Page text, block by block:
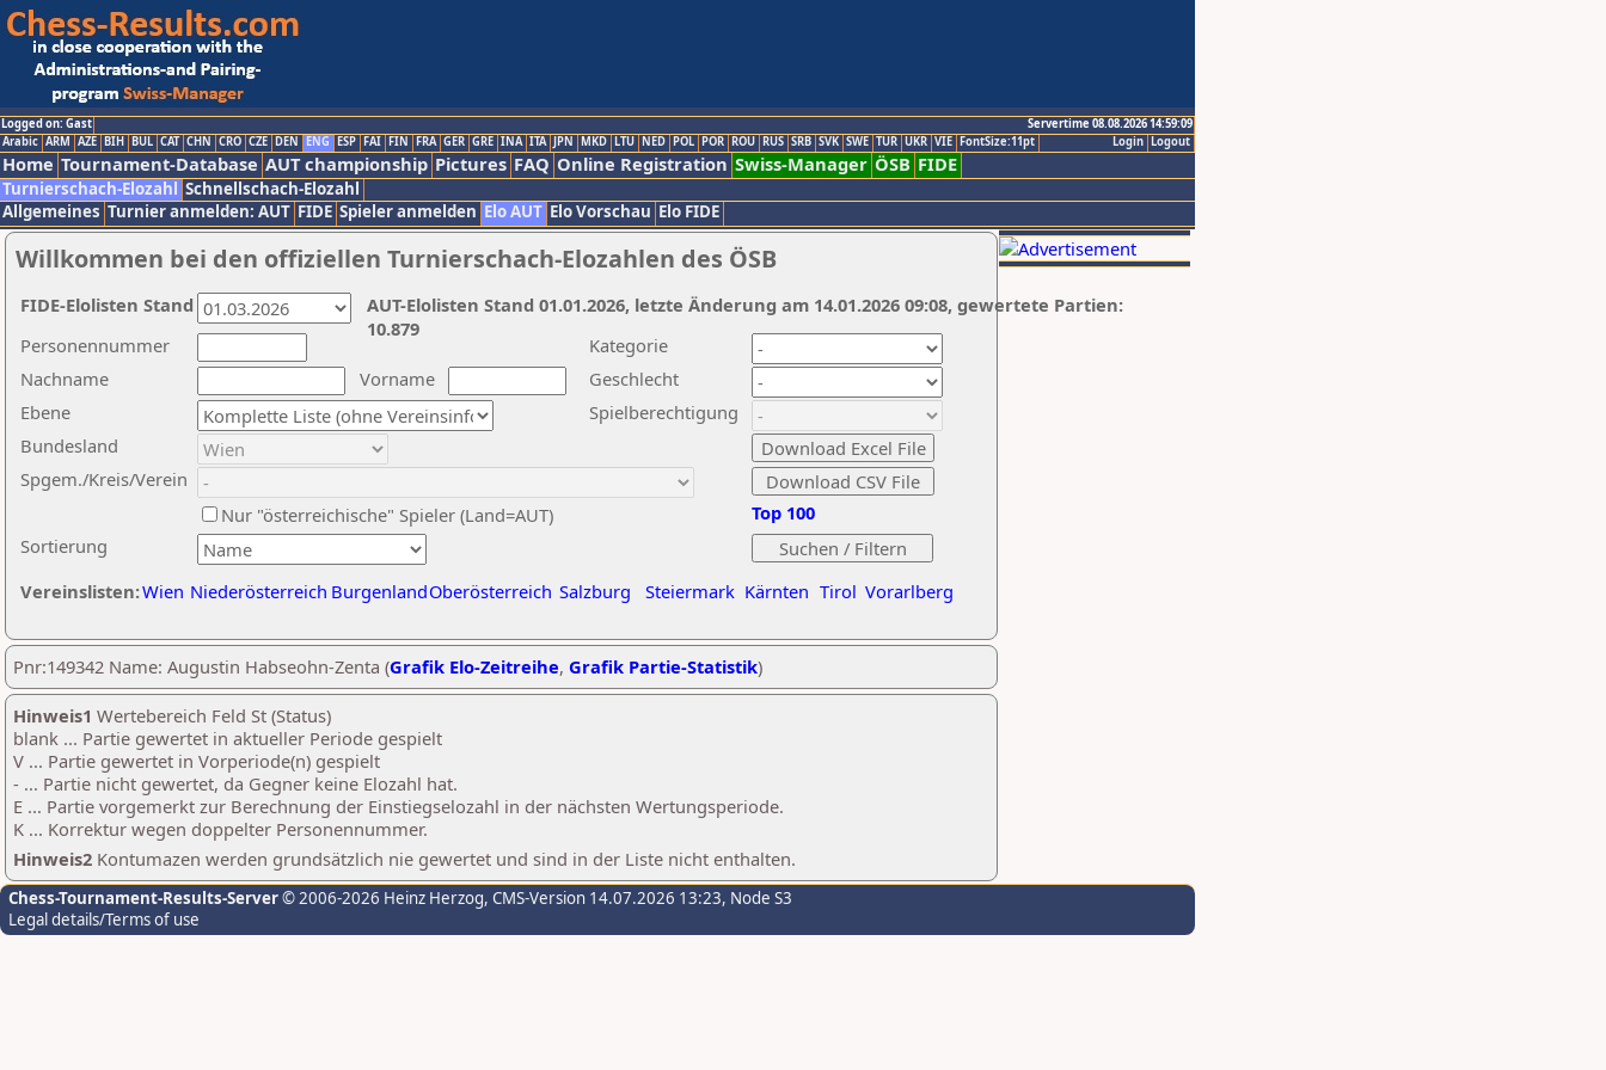
Logged on: Gast
Servertime 08.08.2026 14:59:09
Logout
Login
Arabic ARM AZE BIH BUL CAT CHN CRO CZE DEN ENG ESP FAI FIN FRA GER GRE INA ITA JPN MKD LTU NED POL POR ROU RUS SRB SVK SWE TUR UKR VIE FontSize:11pt
Home Tournament-Database AUT championship Pictures FAQ Online Registration Swiss-Manager ÖSB FIDE
Turnierschach-Elozahl Schnellschach-Elozahl
Allgemeines Turnier anmelden: AUT FIDE Spieler anmelden Elo AUT Elo Vorschau Elo FIDE
Willkommen bei den offiziellen Turnierschach-Elozahlen des ÖSB
Nachname
Vorname
Ebene
Kategorie
Sortierung
Personennummer
Bundesland
Spgem./Kreis/Verein
Geschlecht
Nur "österreichische" Spieler (Land=AUT)
Spielberechtigung
Vereinslisten:Wien Niederösterreich BurgenlandOberösterreich Salzburg Steiermark Kärnten Tirol Vorarlberg
Top 100
AUT-Elolisten Stand 01.01.2026, letzte Änderung am 14.01.2026 09:08, gewertete Partien:
10.879
FIDE-Elolisten Stand
Pnr:149342 Name: Augustin Habseohn-Zenta (Grafik Elo-Zeitreihe, Grafik Partie-Statistik)
Hinweis1 Wertebereich Feld St (Status)
blank ... Partie gewertet in aktueller Periode gespielt
V ... Partie gewertet in Vorperiode(n) gespielt
- ... Partie nicht gewertet, da Gegner keine Elozahl hat.
E ... Partie vorgemerkt zur Berechnung der Einstiegselozahl in der nächsten Wertungsperiode.
K ... Korrektur wegen doppelter Personennummer.
Hinweis2 Kontumazen werden grundsätzlich nie gewertet und sind in der Liste nicht enthalten.
Chess-Tournament-Results-Server© 2006-2026 Heinz Herzog, CMS-Version 14.07.2026 13:23, Node S3
Legal details/Terms of use